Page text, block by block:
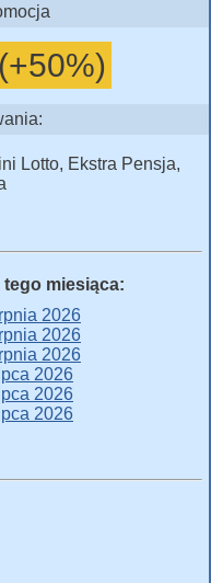
Lotto, Ekstra Pensja,
miesiąca:
2026
2026
2026
2026
2026
2026